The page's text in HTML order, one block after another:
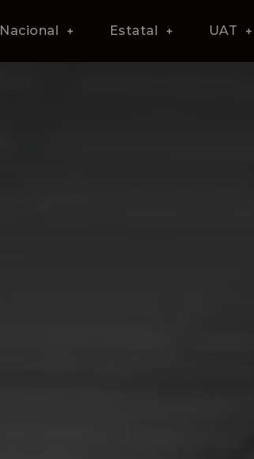
Nacional Estatal UAT